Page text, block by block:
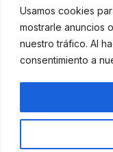
Usamos cookies
mostrarle anuncios
nuestro tráfico. Al
consentimiento a
Horacio Pérez